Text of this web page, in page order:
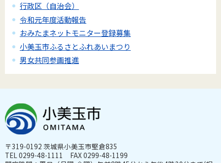
行政区（自治会）
令和元年度活動報告
おみたまネットモニター登録募集
小美玉市ふるさとふれあいまつり
男女共同参画推進
〒319-0192 茨城県小美玉市堅倉835
TEL 0299-48-1111 FAX 0299-48-1199